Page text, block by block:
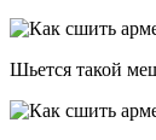
Шьется такой